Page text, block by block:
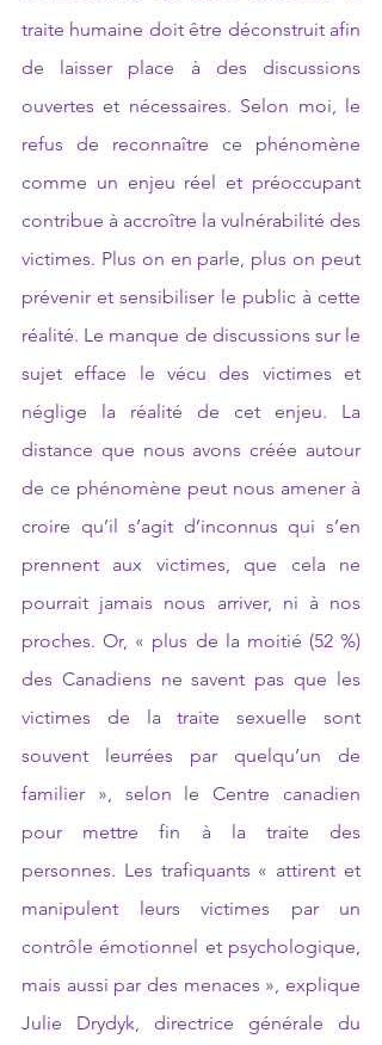
traite humaine doit être déconstruit afin
de laisser place à des discussions
ouvertes et nécessaires. Selon moi, le
refus de reconnaître ce phénomène
comme un enjeu réel et préoccupant
contribue à accroître la vulnérabilité des
victimes. Plus on en parle, plus on peut
prévenir et sensibiliser le public à cette
réalité. Le manque de discussions sur le
sujet efface le vécu des victimes et
néglige la réalité de cet enjeu. La
distance que nous avons créée autour
de ce phénomène peut nous amener à
croire qu’il s’agit d’inconnus qui s’en
prennent aux victimes, que cela ne
pourrait jamais nous arriver, ni à nos
proches. Or, « plus de la moitié (52 %)
des Canadiens ne savent pas que les
victimes de la traite sexuelle sont
souvent leurrées par quelqu’un de
familier », selon le Centre canadien
pour mettre fin à la traite des
personnes. Les trafiquants « attirent et
manipulent leurs victimes par un
contrôle émotionnel et psychologique,
mais aussi par des menaces », explique
Julie Drydyk, directrice générale du